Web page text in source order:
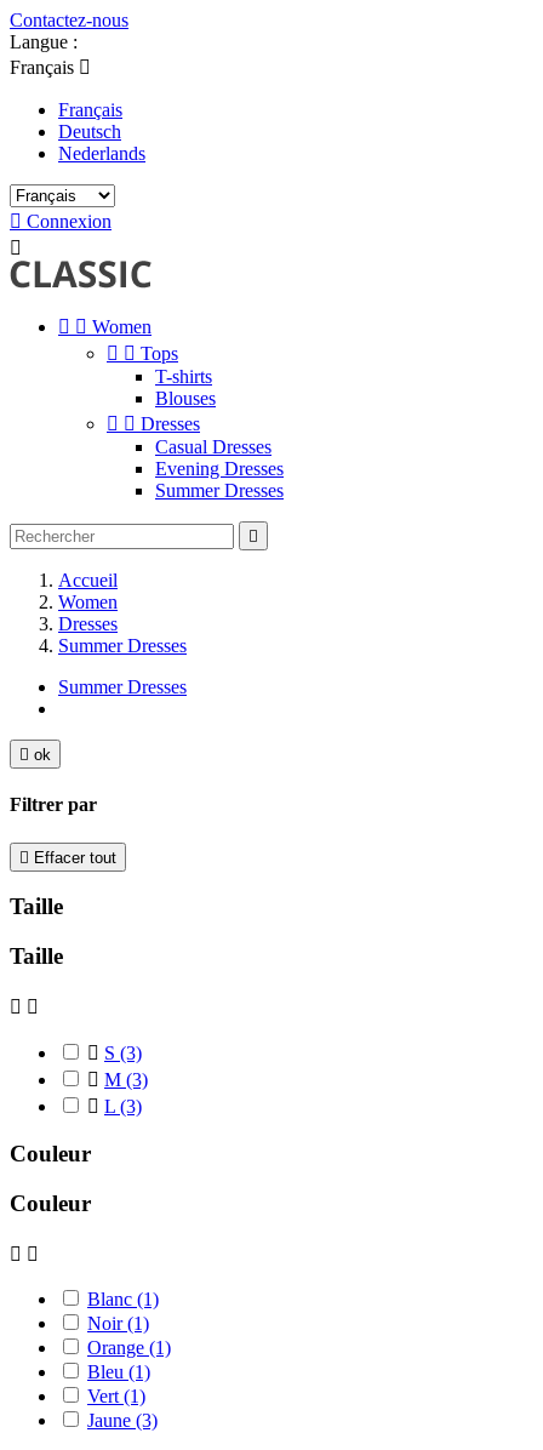
Contactez-nous
Langue :
Français 
Français
Deutsch
Nederlands
 Connexion

  Women
  Tops
T-shirts
Blouses
  Dresses
Casual Dresses
Evening Dresses
Summer Dresses

Accueil
Women
Dresses
Summer Dresses
Summer Dresses
 ok
Filtrer par
 Effacer tout
Taille
Taille
 
 S (3)
 M (3)
 L (3)
Couleur
Couleur
 
Blanc (1)
Noir(1)
Orange (1)
Bleu (1)
Vert (1)
Jaune (3)